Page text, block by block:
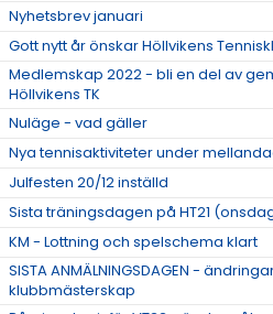
Nyhetsbrev januari
Gott nytt år önskar Höllvikens
Medlemskap 2022 - bli en del av
Höllvikens TK
Nuläge - vad gäller
Nya tennisaktiviteter under
Julfesten 20/12 inställd
Sista träningsdagen på HT21
KM - Lottning och spelschema klart
SISTA ANMÄLNINGSDAGEN -
klubbmästerskap